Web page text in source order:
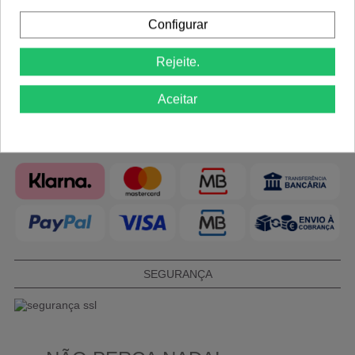
para cuidar de si e dos seus clientes com qualidade e
elegância.
SEGURANÇA
Configurar
Rejeite.
Aceitar